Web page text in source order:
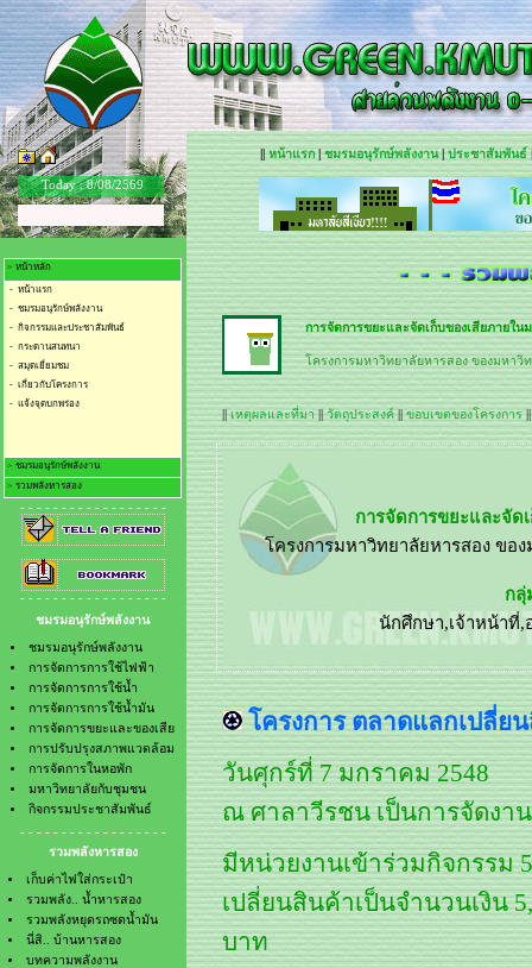
Today :8/08/2569
||หน้าแรก| ชมรมอนุรักษ์พลังงาน| ประชาสัมพันธ์
> หน้าหลัก
- หน้าแรก
- ชมรมอนุรักษ์พลังงาน
- กิจกรรมและประชาสัมพันธ์
- กระดานสนทนา
- สมุดเยี่ยมชม
- เกี่ยวกับโครงการ
- แจ้งจุดบกพร่อง
> ชมรมอนุรักษ์พลังงาน
- ชมรมอนุรักษ์พลังงาน
- การจัดการการใช้ไฟฟ้า
- การจัดการการใช้น้ำ
- การจัดการการใช้น้ำมัน
- การจัดการขยะและของเสีย
- การปรับปรุงสภาพแวดล้อม
- การจัดการในหอพัก
- มหาวิทยาลัยกับชุมชน
- กิจกรรมประชาสัมพันธ์
> รวมพลังหารสอง
- เก็บค่าไฟใส่กระเป๋า
- รวมพลัง.. น้ำหารสอง
- รวมพลังหยุดรถซดน้ำมัน
- นี่สิ.. บ้านหารสอง
- บทความพลังงาน
- เว็บไซต์ที่น่าสนใจ
- - - - - - - - - - - - - - - - - -
- - - - - - - - - - - - - - - - - -
ชมรมอนุรักษ์พลังงาน
ชมรมอนุรักษ์พลังงาน
การจัดการการใช้ไฟฟ้า
การจัดการการใช้น้ำ
การจัดการการใช้น้ำมัน
การจัดการขยะและของเสีย
การปรับปรุงสภาพแวดล้อม
การจัดการในหอพัก
มหาวิทยาลัยกับชุมชน
กิจกรรมประชาสัมพันธ์
- - - - - - - - - - - - - - - - - -
รวมพลังหารสอง
เก็บค่าไฟใส่กระเป๋า
รวมพลัง.. น้ำหารสอง
รวมพลังหยุดรถซดน้ำมัน
นี่สิ.. บ้านหารสอง
บทความพลังงาน
การจัดการขยะและจัดเก็บของเสียภายใน
โครงการมหาวิทยาลัยหารสอง ของมหาวิ
||เหตุผลและที่มา วัตถุประสงค์ ขอบเขตของโครงการ
โครงการ ตลาดแลกเปลี่ย
วันศุกร์ที่ 7 มกราคม 2548
ณ ศาลาวีรชน เป็นการจัดงา
มีหน่วยงานเข้าร่วมกิจกรรม
เปลี่ยนสินค้าเป็นจำนวนเงิน
บาท